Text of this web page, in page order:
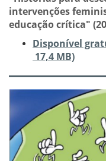
intervenções
educação crítica"
Disponível
17,4 MB)